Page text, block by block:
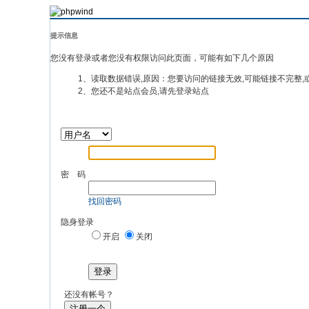
提示信息
您没有登录或者您没有权限访问此页面，可能有如下几个原因
1、读取数据错误,原因：您要访问的链接无效,可能链接不完整,
2、您还不是站点会员,请先登录站点
密 码
找回密码
隐身登录
开启
关闭
登录
还没有帐号？